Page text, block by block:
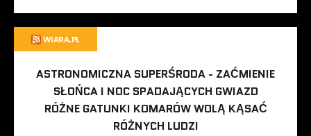
WIARA.PL
ASTRONOMICZNA SUPERŚRODA - ZAĆMIENIE
SŁOŃCA I NOC SPADAJĄCYCH GWIAZD
RÓŻNE GATUNKI KOMARÓW WOLĄ KĄSAĆ
RÓŻNYCH LUDZI